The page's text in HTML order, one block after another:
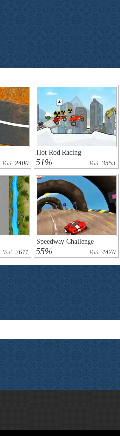
Voti: 2400
Hot Rod Racing
51% Voti: 3553
Voti: 2611
Speedway Challenge
55% Voti: 4470